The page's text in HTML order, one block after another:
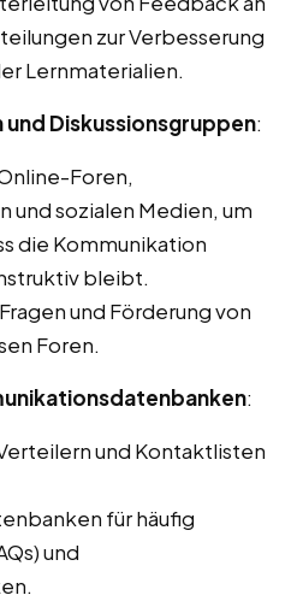
zur Verbesserung
Lernmaterialien.
Diskussionsgruppen:
Foren,
und sozialen Medien, um
die Kommunikation
bleibt.
und Förderung von
Foren.
:
und Kontaktlisten
für häufig
und